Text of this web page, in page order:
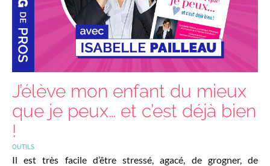
J’élève mon enfant du mieux
que je peux… et c’est déjà bien
!
OUTILS
Il est très facile d’être stressé, agacé, de grogner, de